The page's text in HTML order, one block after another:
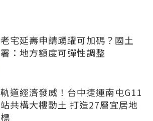
老宅延壽申請踴躍可加碼？國土
署：地方額度可彈性調整
軌道經濟發威！台中捷運南屯G11
站共構大樓動土 打造27層宜居地
標